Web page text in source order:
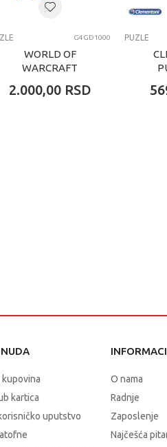
G4GD1000
WORLD OF
WARCRAFT
ALEXSTRASZA
2.000,00 RSD
PUZLE
kartica
uputstvo
O nama
Radnje
Zaposlenje
Najčešća